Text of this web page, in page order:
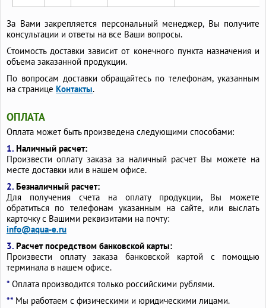
За Вами закрепляется персональный менеджер, Вы получите
консультации и ответы на все Ваши вопросы.
Стоимость доставки зависит от конечного пункта назначения и
объема заказанной продукции.
По вопросам доставки обращайтесь по телефонам, указанным
на странице Контакты.
ОПЛАТА
Оплата может быть произведена следующими способами:
1. Наличный расчет:
Произвести оплату заказа за наличный расчет Вы можете на
месте доставки или в нашем офисе.
2. Безналичный расчет:
Для получения счета на оплату продукции, Вы можете
обратиться по телефонам указанным на сайте, или выслать
карточку с Вашими реквизитами на почту:
info@aqua-e.ru
3. Расчет посредством банковской карты:
Произвести оплату заказа банковской картой с помощью
терминала в нашем офисе.
* Оплата производится только российскими рублями.
** Мы работаем с физическими и юридическими лицами.